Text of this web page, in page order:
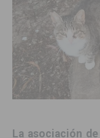
La asociación